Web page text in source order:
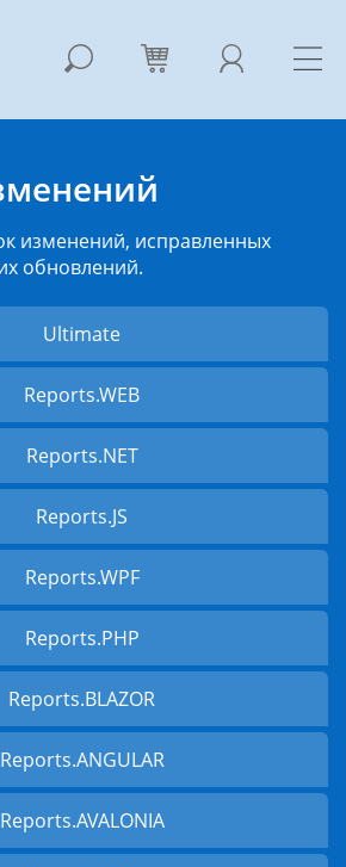
изменений, исправленных
обновлений.
Ultimate
Reports.WEB
Reports.NET
Reports.JS
Reports.WPF
Reports.PHP
Reports.BLAZOR
Reports.ANGULAR
Reports.AVALONIA